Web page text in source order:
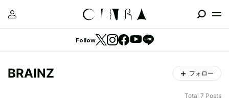
Follow
BRAINZ フォロー
Total 7 Posts